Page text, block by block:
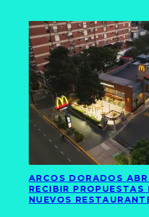
ARCOS DORADOS
RECIBIR PROPUESTAS
NUEVOS